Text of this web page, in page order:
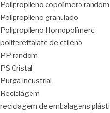
Polipropileno copolímero random
Polipropileno granulado
Polipropileno Homopolímero
politereftalato de etileno
PP random
PS Cristal
Purga industrial
Reciclagem
reciclagem de embalagens